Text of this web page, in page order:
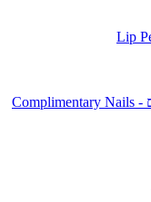
- מוצרי ציפורניים משלימים - Complimentary Nails